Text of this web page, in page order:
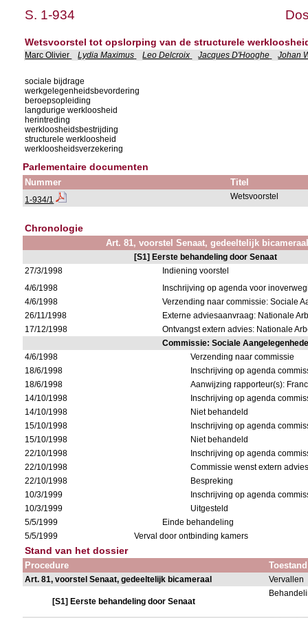
S. 1-934
Wetsvoorstel tot opslorping van de structurele
Marc Olivier Lydia Maximus Leo Delcroix Jacques D'Hooghe Johan
sociale bijdrage
werkgelegenheidsbevordering
beroepsopleiding
langdurige werkloosheid
herintreding
werkloosheidsbestrijding
structurele werkloosheid
werkloosheidsverzekering
Parlementaire documenten
Nummer Titel
1-934/1 Wetsvoorstel
Chronologie
Art. 81, voorstel Senaat, gedeeltelijk
[S1] Eerste behandeling door Senaat
27/3/1998
Indiening voorstel
4/6/1998
Inschrijving op agenda voor
4/6/1998
Verzending naar commissie: Sociale
26/11/1998
Externe adviesaanvraag: Nationale
17/12/1998
Ontvangst extern advies: Nationale
Commissie: Sociale
4/6/1998
Verzending naar commissie
18/6/1998
Inschrijving op agenda
18/6/1998
Aanwijzing rapporteur(s):
14/10/1998
Inschrijving op agenda
14/10/1998
Niet behandeld
15/10/1998
Inschrijving op agenda
15/10/1998
Niet behandeld
22/10/1998
Inschrijving op agenda
22/10/1998
Commissie wenst extern
22/10/1998
Bespreking
10/3/1999
Inschrijving op agenda
10/3/1999
Uitgesteld
5/5/1999
Einde behandeling
5/5/1999
Verval door ontbinding kamers
Stand van het dossier
Procedure Toestand
Art. 81, voorstel Senaat, gedeeltelijk bicameraal Vervallen
[S1] Eerste behandeling door Senaat